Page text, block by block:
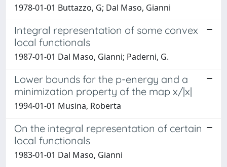
1978-01-01 Buttazzo, G; Dal Maso, Gianni
Integral representation of some convex
local functionals
1987-01-01 Dal Maso, Gianni; Paderni, G.
Lower bounds for the p-energy and a
minimization property of the map x/|x|
1994-01-01 Musina, Roberta
On the integral representation of certain
local functionals
1983-01-01 Dal Maso, Gianni